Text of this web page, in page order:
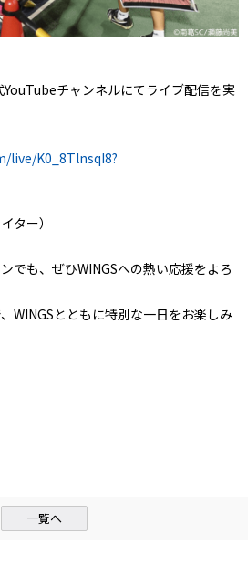
チャンネルにてライブ配信を実
live/K0_8TlnsqI8?
ター）
でも、ぜひWINGSへの熱い応援をよろ
WINGSとともに特別な一日をお楽しみ
一覧へ